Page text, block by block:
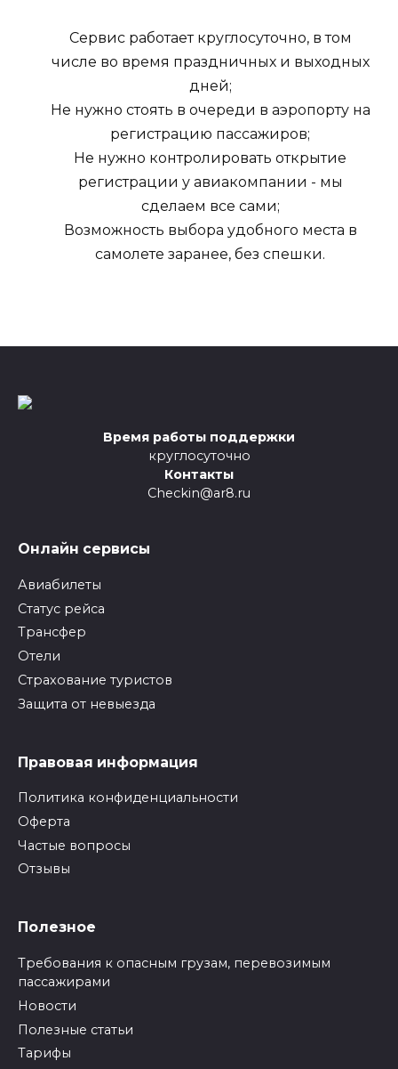
Сервис работает круглосуточно, в том
числе во время праздничных и выходных
дней;
Не нужно стоять в очереди в аэропорту на
регистрацию пассажиров;
Не нужно контролировать открытие
регистрации у авиакомпании - мы
сделаем все сами;
Возможность выбора удобного места в
самолете заранее, без спешки.
Время работы поддержки
круглосуточно
Контакты
Checkin@ar8.ru
Онлайн сервисы
Авиабилеты
Статус рейса
Трансфер
Отели
Страхование туристов
Защита от невыезда
Правовая информация
Политика конфиденциальности
Оферта
Частые вопросы
Отзывы
Полезное
Требования к опасным грузам, перевозимым
пассажирами
Новости
Полезные статьи
Тарифы